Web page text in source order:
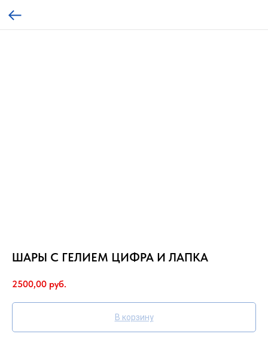
ШАРЫ С ГЕЛИЕМ ЦИФРА И ЛАПКА
2500,00 руб.
В корзину